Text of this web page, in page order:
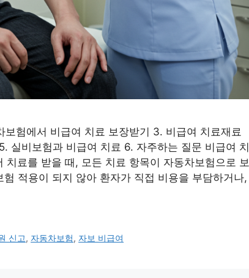
험에서 비급여 치료 보장받기 3. 비급여 치료재료
실비보험과 비급여 치료 6. 자주하는 질문 비급여 치
치료를 받을 때, 모든 치료 항목이 자동차보험으로 보
적용이 되지 않아 환자가 직접 비용을 부담하거나,
신고, 자동차보험, 자보 비급여